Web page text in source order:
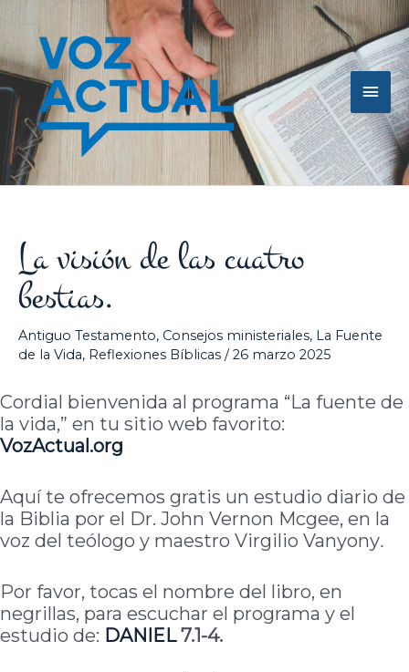
contenido
La visión de las cuatro
bestias.
Antiguo Testamento, Consejos ministeriales, La Fuente
de la Vida, Reflexiones Bíblicas /26 marzo 2025
Cordial bienvenida al programa “La fuente de
la vida,” en tu sitio web favorito:
VozActual.org
Aquí te ofrecemos gratis un estudio diario de
la Biblia por el Dr. John Vernon Mcgee, en la
voz del teólogo y maestro Virgilio Vanyony.
Por favor, tocas el nombre del libro, en
negrillas, para escuchar el programa y el
estudio de: DANIEL7.1-4.